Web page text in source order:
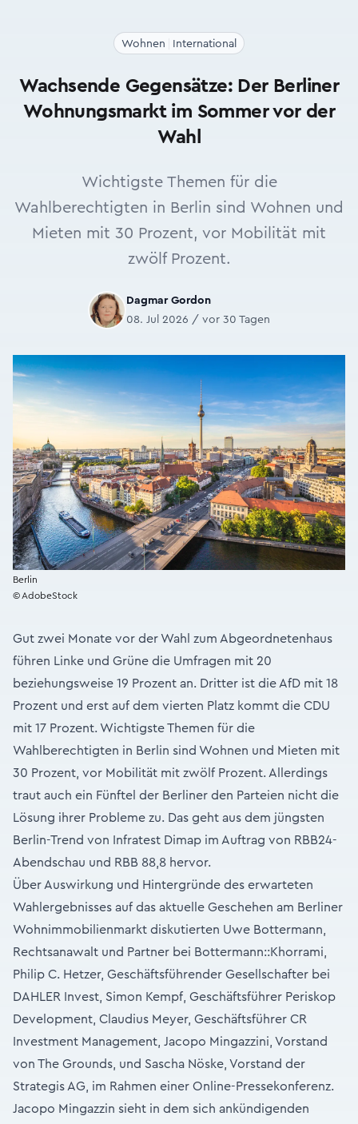
Wohnen International
Wachsende Gegensätze: Der Berliner
Wohnungsmarkt im Sommer vor der
Wahl
Wichtigste Themen für die
Wahlberechtigten in Berlin sind Wohnen und
Mieten mit 30 Prozent, vor Mobilität mit
zwölf Prozent.
Dagmar Gordon
08. Jul 2026 / vor 30 Tagen
Berlin
© AdobeStock
Gut zwei Monate vor der Wahl zum Abgeordnetenhaus
führen Linke und Grüne die Umfragen mit 20
beziehungsweise 19 Prozent an. Dritter ist die AfD mit 18
Prozent und erst auf dem vierten Platz kommt die CDU
mit 17 Prozent. Wichtigste Themen für die
Wahlberechtigten in Berlin sind Wohnen und Mieten mit
30 Prozent, vor Mobilität mit zwölf Prozent. Allerdings
traut auch ein Fünftel der Berliner den Parteien nicht die
Lösung ihrer Probleme zu. Das geht aus dem jüngsten
Berlin-Trend von Infratest Dimap im Auftrag von RBB24-
Abendschau und RBB 88,8 hervor.
Über Auswirkung und Hintergründe des erwarteten
Wahlergebnisses auf das aktuelle Geschehen am Berliner
Wohnimmobilienmarkt diskutierten Uwe Bottermann,
Rechtsanawalt und Partner bei Bottermann::Khorrami,
Philip C. Hetzer, Geschäftsführender Gesellschafter bei
DAHLER Invest, Simon Kempf, Geschäftsführer Periskop
Development, Claudius Meyer, Geschäftsführer CR
Investment Management, Jacopo Mingazzini, Vorstand
von The Grounds, und Sascha Nöske, Vorstand der
Strategis AG, im Rahmen einer Online-Pressekonferenz.
Jacopo Mingazzin sieht in dem sich ankündigenden